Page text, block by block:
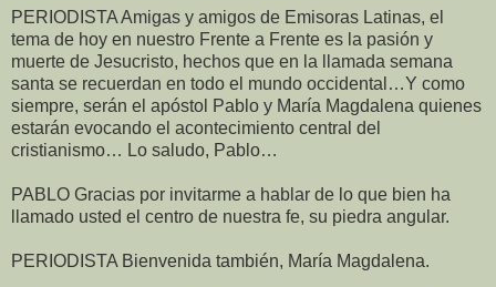
PERIODISTA Amigas y amigos de Emisoras Latinas, el
tema de hoy en nuestro Frente a Frente es la pasión y
muerte de Jesucristo, hechos que en la llamada semana
santa se recuerdan en todo el mundo occidental…Y como
siempre, serán el apóstol Pablo y María Magdalena quienes
estarán evocando el acontecimiento central del
cristianismo… Lo saludo, Pablo…
PABLO Gracias por invitarme a hablar de lo que bien ha
llamado usted el centro de nuestra fe, su piedra angular.
PERIODISTA Bienvenida también, María Magdalena.